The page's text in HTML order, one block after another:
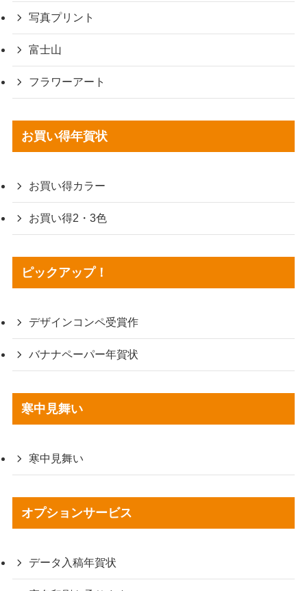
写真プリント
富士山
フラワーアート
お買い得年賀状
お買い得カラー
お買い得2・3色
ピックアップ！
デザインコンペ受賞作
バナナペーパー年賀状
寒中見舞い
寒中見舞い
オプションサービス
データ入稿年賀状